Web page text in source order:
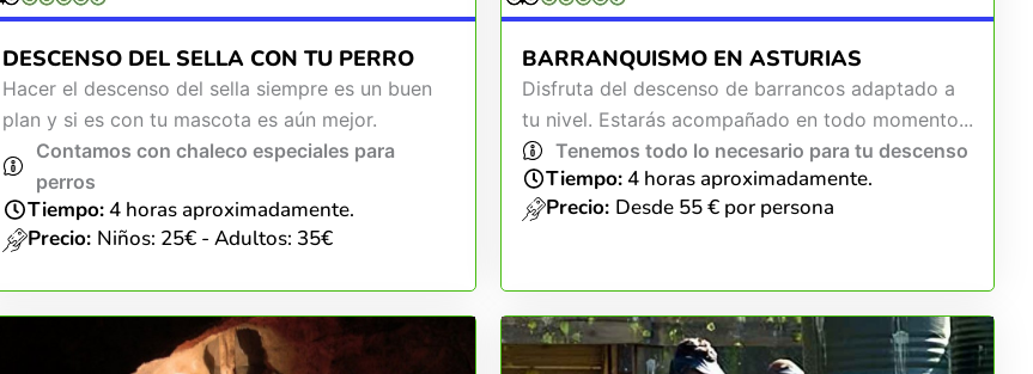
DESCENSO DEL SELLA CON TU PERRO
Hacer el descenso del sella siempre es un buen
plan y si es con tu mascota es aún mejor.
Contamos con chaleco especiales para
perros
Tiempo:4 horas aproximadamente.
Precio: Niños: 25€ - Adultos: 35€
BARRANQUISMO EN ASTURIAS
Disfruta del descenso de barrancos adaptado a
tu nivel. Estarás acompañado en todo momento...
Tenemos todo lo necesario para tu descenso
Tiempo:4 horas aproximadamente.
Precio: Desde 55 € por persona